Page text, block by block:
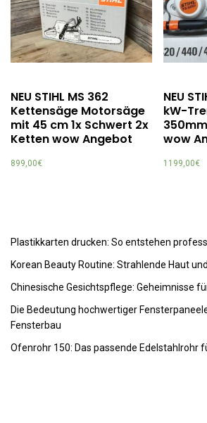
NEU STIHL MS 362
Kettensäge Motorsäge
mit 45 cm 1x Schwert 2x
Ketten wow Angebot
899,00€
NEU
kW-
wow
1199,00€
Plastikkarten drucken: So entstehen
Korean Beauty Routine: Strahlende Haut
Chinesische Gesichtspflege: Geheimnisse
Die Bedeutung hochwertiger
Fensterbau
Ofenrohr 150: Das passende Edelstahlrohr